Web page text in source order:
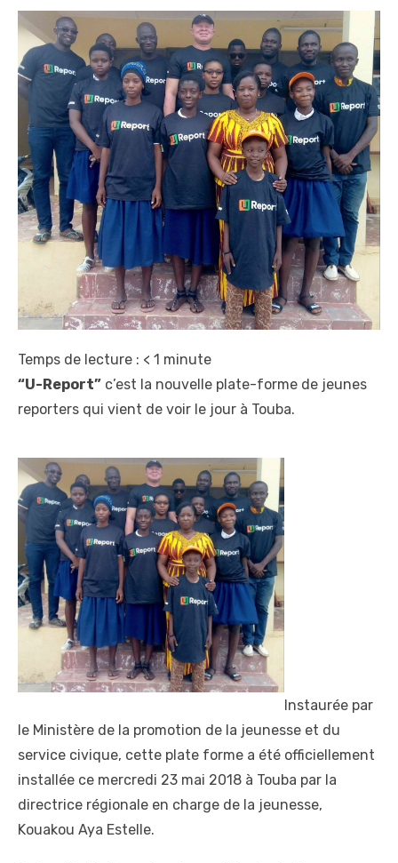
Temps de lecture : < 1 minute
“U-Report” c’est la nouvelle plate-forme de jeunes
reporters qui vient de voir le jour à Touba.
Instaurée par
le Ministère de la promotion de la jeunesse et du
service civique, cette plate forme a été officiellement
installée ce mercredi 23 mai 2018 à Touba par la
directrice régionale en charge de la jeunesse,
Kouakou Aya Estelle.